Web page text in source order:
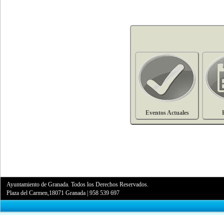
Eventos Actuales
Ayuntamiento de Granada. Todos los Derechos Reservados.
Plaza del Carmen,18071 Granada |958 539 697